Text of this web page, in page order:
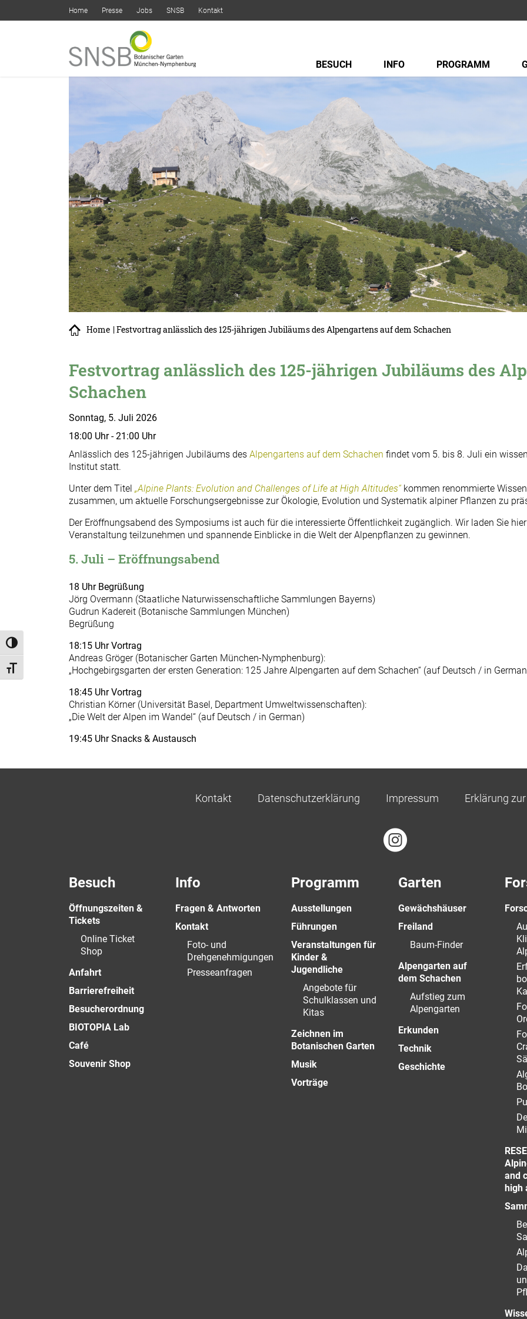
Umschalten auf hohe Kontraste
Schrift vergrößern
Home Presse Jobs SNSB Kontakt
BESUCH INFO PROGRAMM
Home | Festvortrag anlässlich des 125-jährigen Jubiläums des Alpengartens auf dem Schachen
Festvortrag anlässlich des 125-jährigen Jubiläums des
Schachen
Sonntag, 5. Juli 2026
18:00 Uhr - 21:00 Uhr
Anlässlich des 125-jährigen Jubiläums des Alpengartens auf dem Schachen findet vom 5. bis 8. Juli ein
Institut statt.
Unter dem Titel „Alpine Plants: Evolution and Challenges of Life at High Altitudes“kommen renommierte
zusammen, um aktuelle Forschungsergebnisse zur Ökologie, Evolution und Systematik alpiner Pflanzen zu
Der Eröffnungsabend des Symposiums ist auch für die interessierte Öffentlichkeit zugänglich. Wir laden Sie
Veranstaltung teilzunehmen und spannende Einblicke in die Welt der Alpenpflanzen zu gewinnen.
5. Juli – Eröffnungsabend
18 Uhr Begrüßung
Jörg Overmann (Staatliche Naturwissenschaftliche Sammlungen Bayerns)
Gudrun Kadereit (Botanische Sammlungen München)
Begrüßung
18:15 Uhr Vortrag
Andreas Gröger (Botanischer Garten München-Nymphenburg):
„Hochgebirgsgarten der ersten Generation: 125 Jahre Alpengarten auf dem Schachen“ (auf Deutsch / in
18:45 Uhr Vortrag
Christian Körner (Universität Basel, Department Umweltwissenschaften):
„Die Welt der Alpen im Wandel“ (auf Deutsch / in German)
19:45 Uhr Snacks & Austausch
Kontakt Datenschutzerklärung Impressum Erklärung
Besuch
Öffnungszeiten &
Tickets
Online Ticket
Shop
Anfahrt
Barrierefreiheit
Besucherordnung
BIOTOPIA Lab
Café
Souvenir Shop
Info
Fragen & Antworten
Kontakt
Foto- und
Drehgenehmigungen
Presseanfragen
Programm
Ausstellungen
Führungen
Veranstaltungen für
Kinder &
Jugendliche
Angebote für
Schulklassen und
Kitas
Zeichnen im
Botanischen Garten
Musik
Vorträge
Garten
Gewächshäuser
Freiland
Baum-Finder
Alpengarten auf
dem Schachen
Aufstieg zum
Alpengarten
Erkunden
Technik
Geschichte
and
high